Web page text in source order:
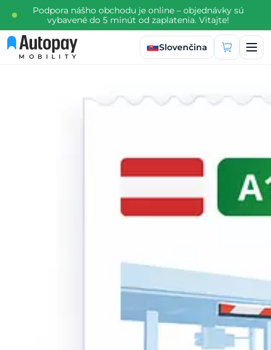
Podpora nášho obchodu je online – objednávky sú
vybavené do 5 minút od zaplatenia. Vitajte!
MOBILITY
Vybrať jazyk
Slovenčina